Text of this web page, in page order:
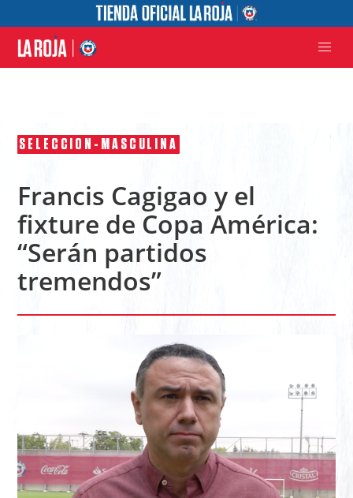
SELECCION-MASCULINA
Francis Cagigao y el
fixture de Copa América:
“Serán partidos
tremendos”